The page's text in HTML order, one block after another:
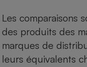
Les comparaisons
des produits des
marques de
leurs équivalents